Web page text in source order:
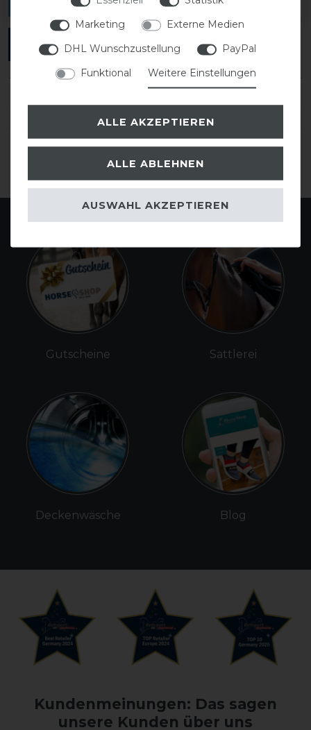
ANMELDEN
DETAILS ZUR PRODUKTSICHERHEIT
Gutscheine
Deckenwäsche
Sattlerei
Blog
Kundenmeinungen: Das sagen
unsere Kunden über uns
Marketing
Externe Medien
DHL Wunschzustellung
PayPal
Funktional
Weitere Einstellungen
ALLE AKZEPTIEREN
ALLE ABLEHNEN
AUSWAHL AKZEPTIEREN